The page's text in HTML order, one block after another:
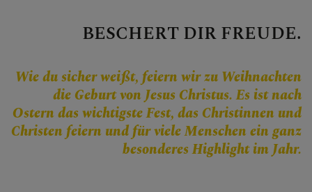
FRAGEN
GLAUBEN
Kirche im Dialog
BESCHERT DIR FREUDE.
Wie du sicher weißt, feiern wir zu Weihnachten
die Geburt von Jesus Christus. Es ist nach
Ostern das wichtigste Fest, das Christinnen und
Christen feiern und für viele Menschen ein ganz
besonderes Highlight im Jahr.